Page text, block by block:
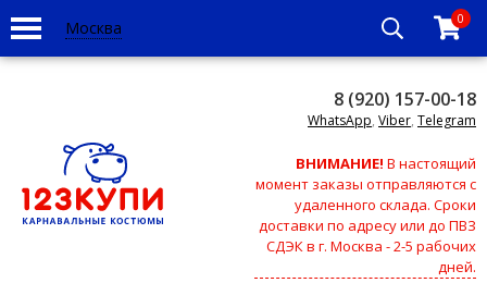
Москва 0
8 (920) 157-00-18
WhatsApp, Viber, Telegram
ВНИМАНИЕ! В настоящий
момент заказы отправляются с
удаленного склада. Сроки
доставки по адресу или до ПВЗ
СДЭК в г. Москва - 2-5 рабочих
дней.